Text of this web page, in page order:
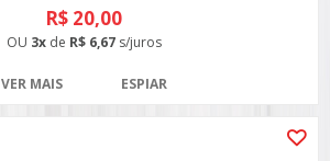
R$ 20,00
OU 3xde R$ 6,67s/juros
VER MAIS ESPIAR